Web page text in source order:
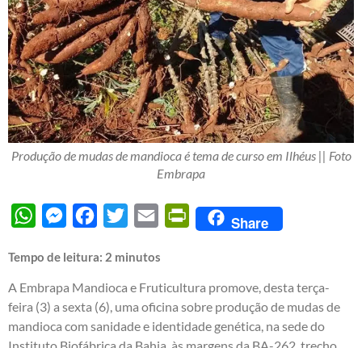
Produção de mudas de mandioca é tema de curso em Ilhéus || Foto
Embrapa
WhatsAppMessengerFacebook
Twitter Email PrintFriendly
Share
Tempo de leitura: 2 minutos
A Embrapa Mandioca e Fruticultura promove, desta terça-
feira (3) a sexta (6), uma oficina sobre produção de mudas de
mandioca com sanidade e identidade genética, na sede do
Instituto Biofábrica da Bahia, às margens da BA-262, trecho